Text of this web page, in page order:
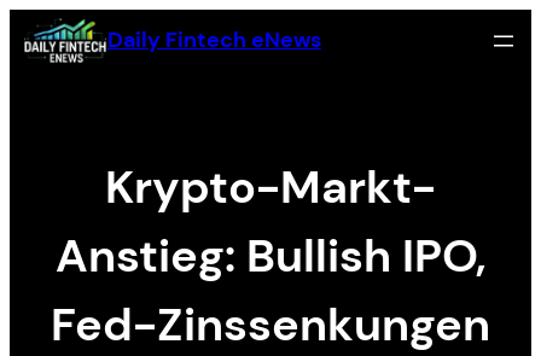
Skip
to
Daily Fintech eNews
Krypto-Markt-
Anstieg: Bullish IPO,
Fed-Zinssenkungen